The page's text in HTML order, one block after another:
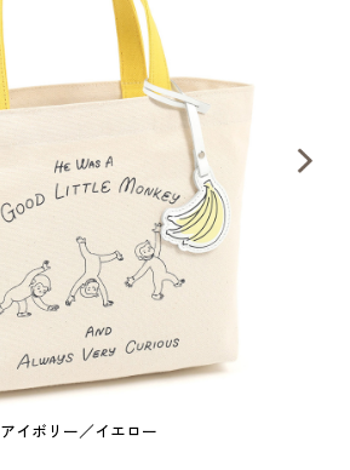
アイボリー／イエロー